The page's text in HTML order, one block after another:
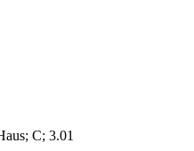
C; 3.01